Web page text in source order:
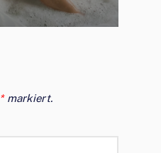
*markiert.